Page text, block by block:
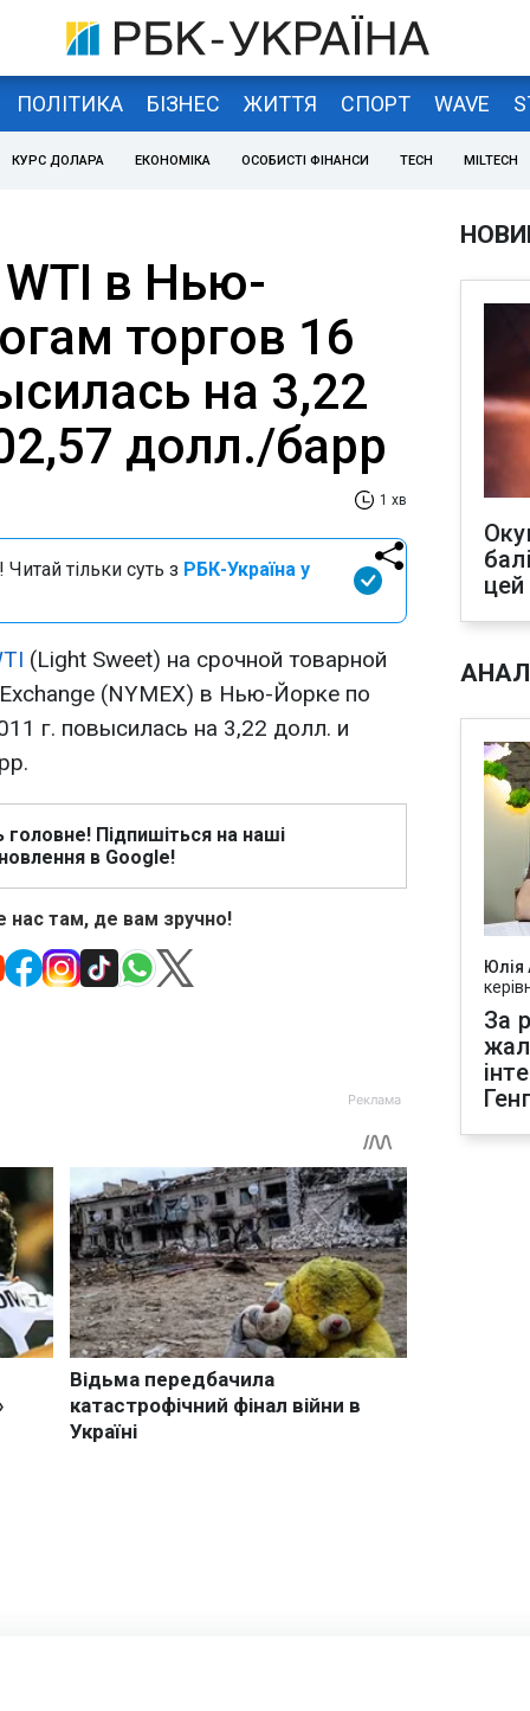
ПОЛІТИКА БІЗНЕС ЖИТТЯ СПОРТ WAVE
КУРС ДОЛАРА ЕКОНОМІКА ОСОБИСТІ ФІНАНСИ TECH MILTECH
в Нью-
торгов 16
на 3,22
долл./барр
1 хв
тільки суть з РБК-Україна у
(Light Sweet) на срочной товарной
(NYMEX) в Нью-Йорке по
г. повысилась на 3,22 долл. и
головне! Підпишіться на наші
в Google!
нас там, де вам зручно!
Юлія
За